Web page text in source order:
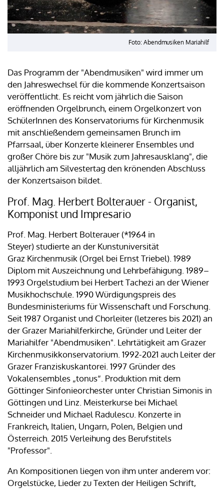
Foto: Abendmusiken Mariahilf
Das Programm der "Abendmusiken" wird immer um
den Jahreswechsel für die kommende Konzertsaison
veröffentlicht. Es reicht vom jährlich die Saison
eröffnenden Orgelbrunch, einem Orgelkonzert von
SchülerInnen des Konservatoriums für Kirchenmusik
mit anschließendem gemeinsamen Brunch im
Pfarrsaal, über Konzerte kleinerer Ensembles und
großer Chöre bis zur "Musik zum Jahresausklang", die
alljährlich am Silvestertag den krönenden Abschluss
der Konzertsaison bildet.
Prof. Mag. Herbert Bolterauer - Organist,
Komponist und Impresario
Prof. Mag. Herbert Bolterauer (*1964 in
Steyer) studierte an der Kunstuniversität
Graz Kirchenmusik (Orgel bei Ernst Triebel). 1989
Diplom mit Auszeichnung und Lehrbefähigung. 1989–
1993 Orgelstudium bei Herbert Tachezi an der Wiener
Musikhochschule. 1990 Würdigungspreis des
Bundesministeriums für Wissenschaft und Forschung.
Seit 1987 Organist und Chorleiter (letzeres bis 2021) an
der Grazer Mariahilferkirche, Gründer und Leiter der
Mariahilfer "Abendmusiken". Lehrtätigkeit am Grazer
Kirchenmusikkonservatorium. 1992-2021 auch Leiter der
Grazer Franziskuskantorei. 1997 Gründer des
Vokalensembles „tonus“. Produktion mit dem
Göttinger Sinfonieorchester unter Christian Simonis in
Göttingen und Linz. Meisterkurse bei Michael
Schneider und Michael Radulescu. Konzerte in
Frankreich, Italien, Ungarn, Polen, Belgien und
Österreich. 2015 Verleihung des Berufstitels
"Professor".
An Kompositionen liegen von ihm unter anderem vor:
Orgelstücke, Lieder zu Texten der Heiligen Schrift,